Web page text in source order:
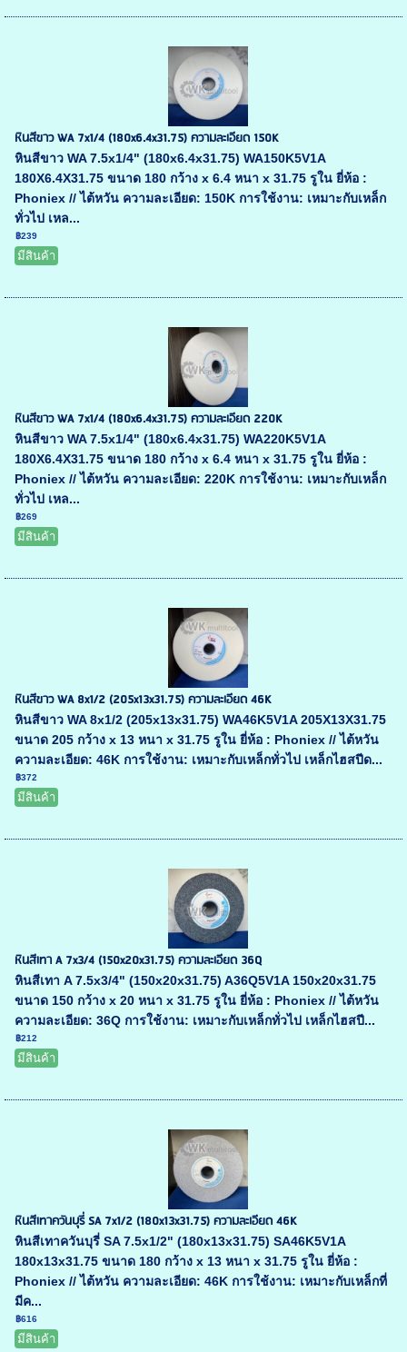
หินสีขาว WA 7x1/4 (180x6.4x31.75) ความละเอียด 150K
หินสีขาว WA 7.5x1/4" (180x6.4x31.75) WA150K5V1A
180X6.4X31.75 ขนาด 180 กว้าง x 6.4 หนา x 31.75 รูใน ยี่ห้อ :
Phoniex // ไต้หวัน ความละเอียด: 150K การใช้งาน: เหมาะกับเหล็ก
ทั่วไป เหล...
฿239
มีสินค้า
หินสีขาว WA 7x1/4 (180x6.4x31.75) ความละเอียด 220K
หินสีขาว WA 7.5x1/4" (180x6.4x31.75) WA220K5V1A
180X6.4X31.75 ขนาด 180 กว้าง x 6.4 หนา x 31.75 รูใน ยี่ห้อ :
Phoniex // ไต้หวัน ความละเอียด: 220K การใช้งาน: เหมาะกับเหล็ก
ทั่วไป เหล...
฿269
มีสินค้า
หินสีขาว WA 8x1/2 (205x13x31.75) ความละเอียด 46K
หินสีขาว WA 8x1/2 (205x13x31.75) WA46K5V1A 205X13X31.75
ขนาด 205 กว้าง x 13 หนา x 31.75 รูใน ยี่ห้อ : Phoniex // ไต้หวัน
ความละเอียด: 46K การใช้งาน: เหมาะกับเหล็กทั่วไป เหล็กไฮสปีด...
฿372
มีสินค้า
หินสีเทา A 7x3/4 (150x20x31.75) ความละเอียด 36Q
หินสีเทา A 7.5x3/4" (150x20x31.75) A36Q5V1A 150x20x31.75
ขนาด 150 กว้าง x 20 หนา x 31.75 รูใน ยี่ห้อ : Phoniex // ไต้หวัน
ความละเอียด: 36Q การใช้งาน: เหมาะกับเหล็กทั่วไป เหล็กไฮสปี...
฿212
มีสินค้า
หินสีเทาควันบุรี่ SA 7x1/2 (180x13x31.75) ความละเอียด 46K
หินสีเทาควันบุรี่ SA 7.5x1/2" (180x13x31.75) SA46K5V1A
180x13x31.75 ขนาด 180 กว้าง x 13 หนา x 31.75 รูใน ยี่ห้อ :
Phoniex // ไต้หวัน ความละเอียด: 46K การใช้งาน: เหมาะกับเหล็กที่
มีค...
฿616
มีสินค้า